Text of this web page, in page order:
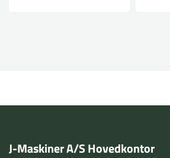
J-Maskiner A/S Hovedkontor